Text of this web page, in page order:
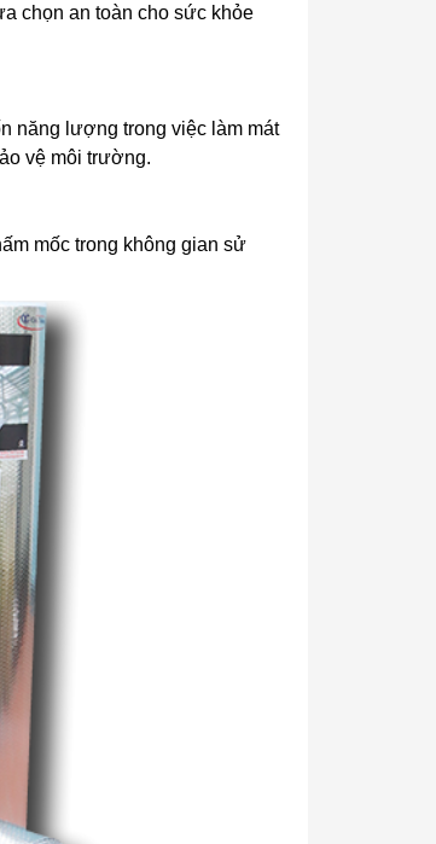
chọn an toàn cho sức khỏe
năng lượng trong việc làm mát
vệ môi trường.
mốc trong không gian sử